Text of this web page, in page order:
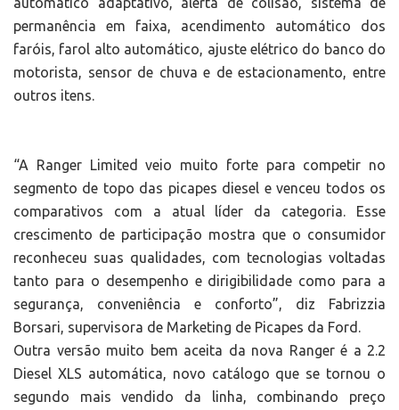
permanência em faixa, acendimento automático dos
faróis, farol alto automático, ajuste elétrico do banco do
motorista, sensor de chuva e de estacionamento, entre
outros itens.
“A Ranger Limited veio muito forte para competir no
segmento de topo das picapes diesel e venceu todos os
comparativos com a atual líder da categoria. Esse
crescimento de participação mostra que o consumidor
reconheceu suas qualidades, com tecnologias voltadas
tanto para o desempenho e dirigibilidade como para a
segurança, conveniência e conforto”, diz Fabrizzia
Borsari, supervisora de Marketing de Picapes da Ford.
Outra versão muito bem aceita da nova Ranger é a 2.2
Diesel XLS automática, novo catálogo que se tornou o
segundo mais vendido da linha, combinando preço